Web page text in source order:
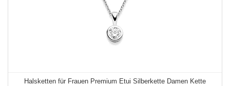
Halsketten für Frauen Premium Etui Silberkette Damen Kette